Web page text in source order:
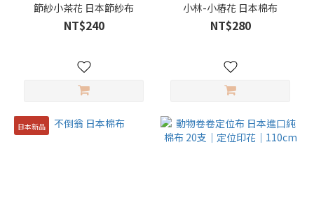
節紗小茶花 日本節紗布
NT$240
小林-小樁花 日本棉布
NT$280
日本新品